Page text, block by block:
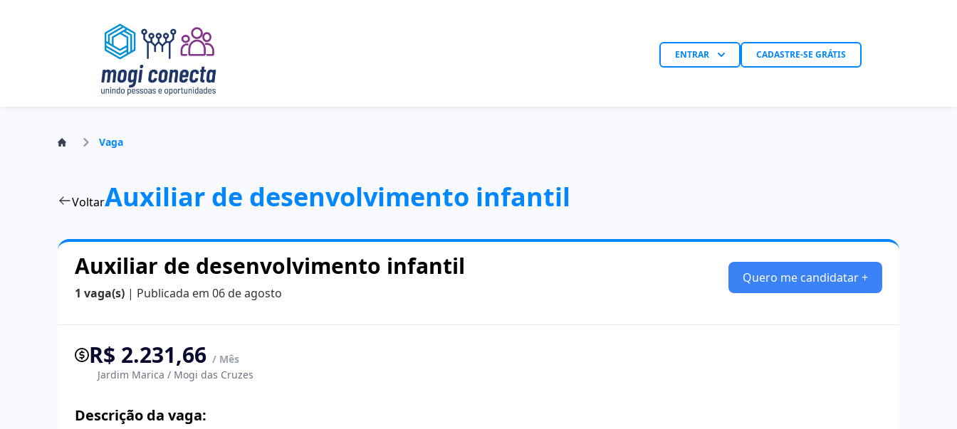
ENTRAR CADASTRE-SE GRÁTIS
Vaga
VoltarAuxiliar de desenvolvimento infantil
Auxiliar de desenvolvimento infantil
1 vaga(s)| Publicada em 06 de agosto
Quero me candidatar +
R$ 2.231,66 / Mês
Jardim Marica / Mogi das Cruzes
Descrição da vaga: